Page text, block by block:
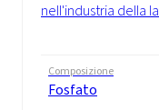
nell'industria della
Composizione
Fosfato